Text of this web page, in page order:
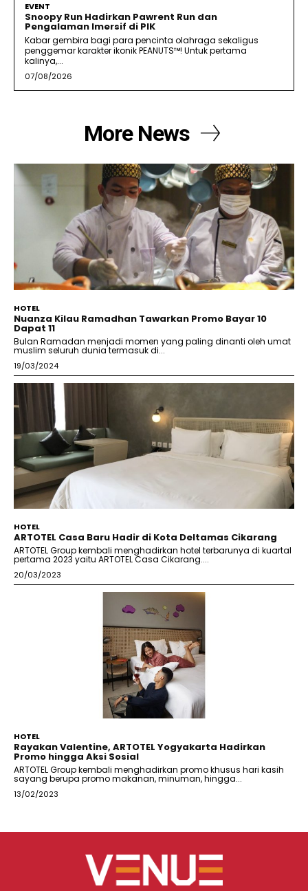
EVENT
Snoopy Run Hadirkan Pawrent Run dan
Pengalaman Imersif di PIK
Kabar gembira bagi para pencinta olahraga sekaligus
penggemar karakter ikonik PEANUTS™! Untuk pertama
kalinya,...
07/08/2026
More News
HOTEL
Nuanza Kilau Ramadhan Tawarkan Promo Bayar 10
Dapat 11
Bulan Ramadan menjadi momen yang paling dinanti oleh umat
muslim seluruh dunia termasuk di...
19/03/2024
HOTEL
ARTOTEL Casa Baru Hadir di Kota Deltamas Cikarang
ARTOTEL Group kembali menghadirkan hotel terbarunya di kuartal
pertama 2023 yaitu ARTOTEL Casa Cikarang....
20/03/2023
HOTEL
Rayakan Valentine, ARTOTEL Yogyakarta Hadirkan
Promo hingga Aksi Sosial
ARTOTEL Group kembali menghadirkan promo khusus hari kasih
sayang berupa promo makanan, minuman, hingga...
13/02/2023